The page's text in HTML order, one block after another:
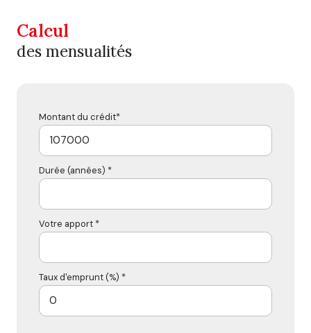
Calcul
des mensualités
Montant du crédit*
Durée (années) *
Votre apport *
Taux d'emprunt (%) *